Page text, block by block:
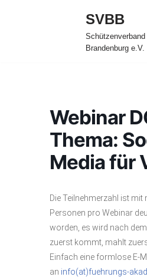
SVBB
Schützenverband
Brandenburg e.V.
Webinar
Thema:
Media für
Die Teilnehmerzahl ist mit
Personen pro Webinar
worden, es wird nach
zuerst kommt, mahlt
Einfach eine formlose E-
an info(at)fuehrungs-